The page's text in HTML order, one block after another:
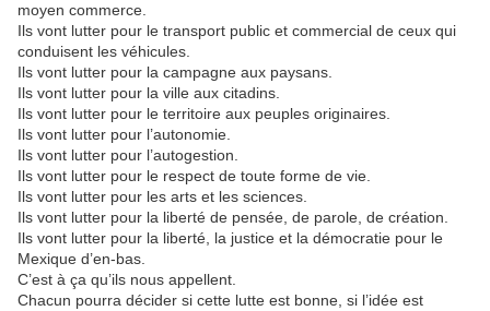
moyen commerce.
Ils vont lutter pour le transport public et commercial de ceux qui
conduisent les véhicules.
Ils vont lutter pour la campagne aux paysans.
Ils vont lutter pour la ville aux citadins.
Ils vont lutter pour le territoire aux peuples originaires.
Ils vont lutter pour l’autonomie.
Ils vont lutter pour l’autogestion.
Ils vont lutter pour le respect de toute forme de vie.
Ils vont lutter pour les arts et les sciences.
Ils vont lutter pour la liberté de pensée, de parole, de création.
Ils vont lutter pour la liberté, la justice et la démocratie pour le
Mexique d’en-bas.
C’est à ça qu’ils nous appellent.
Chacun pourra décider si cette lutte est bonne, si l’idée est